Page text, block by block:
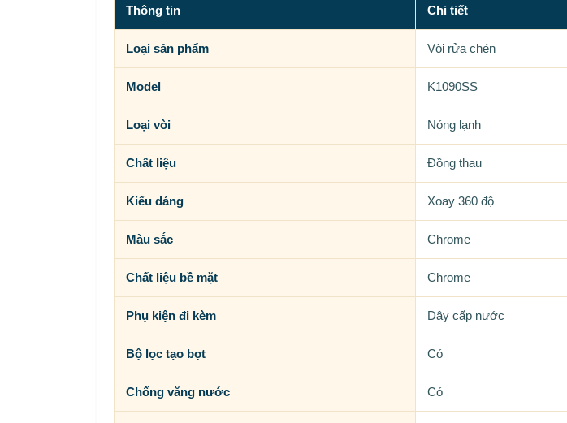
Thông tin Chi tiết
Loại sản phẩm Vòi rửa chén
Model K1090SS
Loại vòi Nóng lạnh
Chất liệu Đồng thau
Kiểu dáng Xoay 360 độ
Màu sắc Chrome
Chất liệu bề mặt Chrome
Phụ kiện đi kèm Dây cấp nước
Bộ lọc tạo bọt Có
Chống văng nước Có